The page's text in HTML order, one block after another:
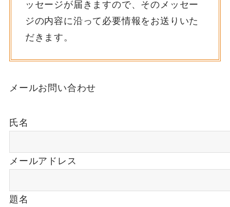
ッセージが届きますので、そのメッセー
ジの内容に沿って必要情報をお送りいた
だきます。
メールお問い合わせ
氏名
メールアドレス
題名